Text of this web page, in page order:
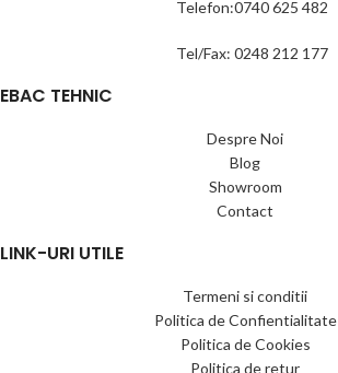
Telefon:0740 625 482
Tel/Fax: 0248 212 177
EBAC TEHNIC
Despre Noi
Blog
Showroom
Contact
LINK-URI UTILE
Termeni si conditii
Politica de Confientialitate
Politica de Cookies
Politica de retur